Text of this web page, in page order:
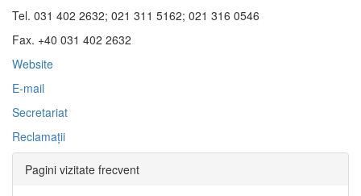
Tel. 031 402 2632; 021 311 5162; 021 316 0546
Fax. +40 031 402 2632
Website
E-mail
Secretariat
Reclamaţii
Pagini vizitate frecvent